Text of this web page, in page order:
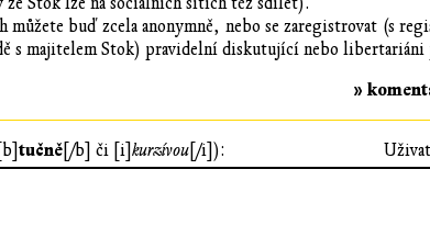
můžete buď zcela anonymně, nebo se zaregistrovat (s
s majitelem Stok) pravidelní diskutující nebo
»
tučně [/b] či [i] kurzívou [/i]):